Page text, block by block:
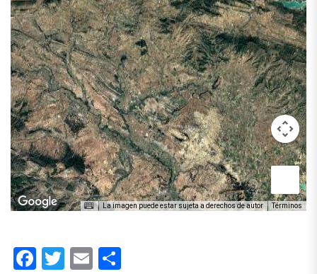
La imagen puede estar sujeta a derechos de autor Términos
Facebook
Twitter
Email